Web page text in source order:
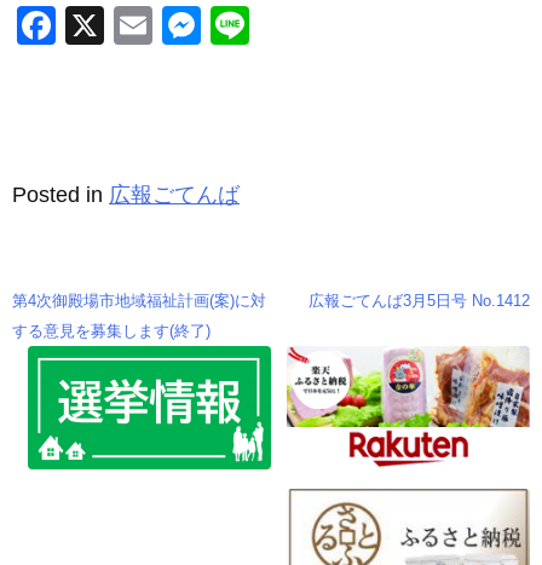
F
b
k
X
E
M
n
g
Posted in 広報ごてんば
投
ビ
第4次御殿場市地域福祉計画(案)に対
する意見を募集します(終了)
広報ごてんば3月5日号 No.1412